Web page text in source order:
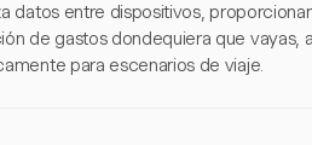
datos entre dispositivos,
de gastos dondequiera que
para escenarios de viaje.